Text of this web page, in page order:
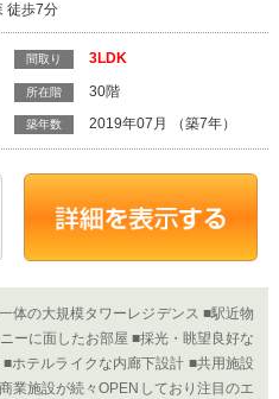
徒歩7分
間取り 3LDK
所在階 30階
築年数 2019年07月 （築7年）
の大規模タワーレジデンス ■駅近物
ーに面したお部屋 ■採光・眺望良好な
ホテルライクな内廊下設計 ■共用施設
業施設が続々OPENしており注目のエ